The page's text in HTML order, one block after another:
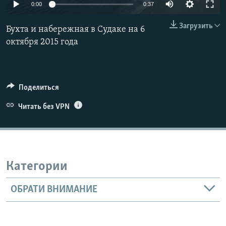
ПОБЕДИТЕЛЕЙ НЕ СУДЯТ?
КРЫМ.НЕПОКОРЕННЫЙ
ELIFBE
ПРИСОЕДИНЯЙТЕСЬ!
0:00 0:37
Загрузить
Бухта и набережная в Судаке на 6
октября 2015 года
Поделиться
Читать без VPN
Категории
ОБРАТИ ВНИМАНИЕ